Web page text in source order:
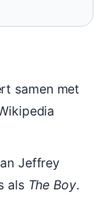
samen met
Jeffrey
als The Boy.